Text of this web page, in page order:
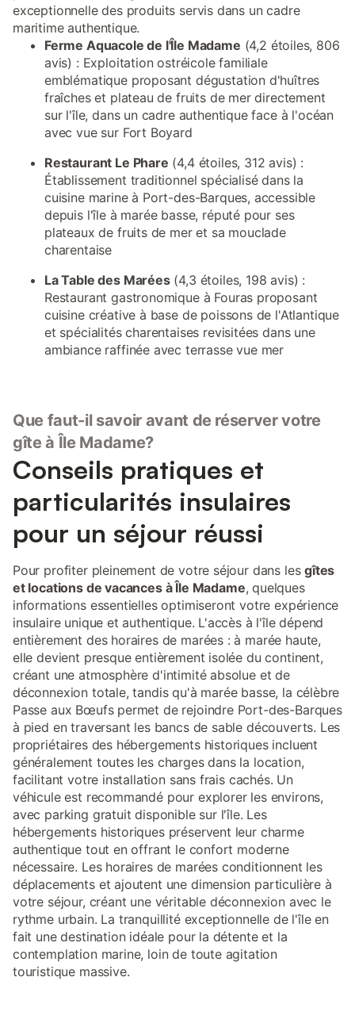
exceptionnelle des produits servis dans un cadre
maritime authentique.
Ferme Aquacole de l'Île Madame (4,2 étoiles, 806
avis) : Exploitation ostréicole familiale
emblématique proposant dégustation d'huîtres
fraîches et plateau de fruits de mer directement
sur l'île, dans un cadre authentique face à l'océan
avec vue sur Fort Boyard
Restaurant Le Phare (4,4 étoiles, 312 avis) :
Établissement traditionnel spécialisé dans la
cuisine marine à Port-des-Barques, accessible
depuis l'île à marée basse, réputé pour ses
plateaux de fruits de mer et sa mouclade
charentaise
La Table des Marées(4,3 étoiles, 198 avis) :
Restaurant gastronomique à Fouras proposant
cuisine créative à base de poissons de l'Atlantique
et spécialités charentaises revisitées dans une
ambiance raffinée avec terrasse vue mer
Que faut-il savoir avant de réserver votre
gîte à Île Madame?
Conseils pratiques et
particularités insulaires
pour un séjour réussi
Pour profiter pleinement de votre séjour dans lesgîtes
et locations de vacances à Île Madame, quelques
informations essentielles optimiseront votre expérience
insulaire unique et authentique. L'accès à l'île dépend
entièrement des horaires de marées : à marée haute,
elle devient presque entièrement isolée du continent,
créant une atmosphère d'intimité absolue et de
déconnexion totale, tandis qu'à marée basse, la célèbre
Passe aux Bœufs permet de rejoindre Port-des-Barques
à pied en traversant les bancs de sable découverts. Les
propriétaires des hébergements historiques incluent
généralement toutes les charges dans la location,
facilitant votre installation sans frais cachés. Un
véhicule est recommandé pour explorer les environs,
avec parking gratuit disponible sur l'île. Les
hébergements historiques préservent leur charme
authentique tout en offrant le confort moderne
nécessaire. Les horaires de marées conditionnent les
déplacements et ajoutent une dimension particulière à
votre séjour, créant une véritable déconnexion avec le
rythme urbain. La tranquillité exceptionnelle de l'île en
fait une destination idéale pour la détente et la
contemplation marine, loin de toute agitation
touristique massive.